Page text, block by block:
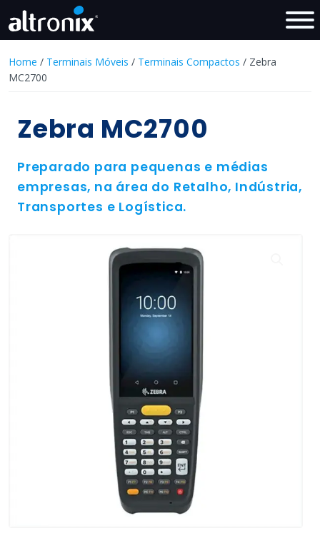
Home / Terminais Móveis / Terminais Compactos / Zebra
MC2700
Zebra MC2700
Preparado para pequenas e médias
empresas, na área do Retalho, Indústria,
Transportes e Logística.